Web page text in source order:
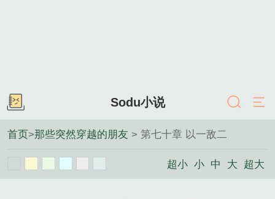
Sodu小说
首页>那些突然穿越的朋友 > 第七十章 以一敌二
超小 小 中 大 超大